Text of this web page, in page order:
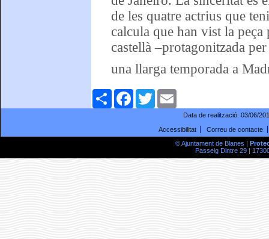
de les quatre actrius que
calcula que han vist la
castellà –protagonitzada
una llarga temporada a
ComparteixFacebookTwitter
Data de realització: 03/06/
Accessibilitat
Correu de contacte
© Ajuntament de Blanes |
Passeig Dintre 29 |